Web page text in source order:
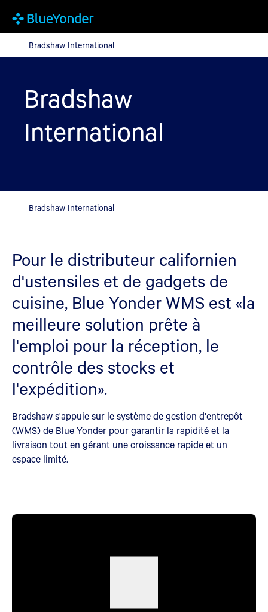
Bradshaw International
Bradshaw International
Bradshaw
International
Bradshaw International
Pour le distributeur californien
d'ustensiles et de gadgets de
cuisine, Blue Yonder WMS est «la
meilleure solution prête à
l'emploi pour la réception, le
contrôle des stocks et
l'expédition».
Bradshaw s'appuie sur le système de gestion d'entrepôt
(WMS) de Blue Yonder pour garantir la rapidité et la
livraison tout en gérant une croissance rapide et un
espace limité.